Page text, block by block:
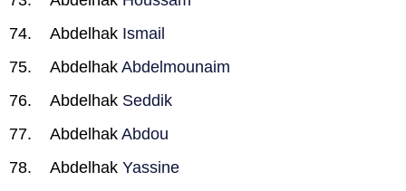
Abdelhak Ismail
Abdelhak Abdelmounaim
Abdelhak Seddik
Abdelhak Abdou
Abdelhak Yassine